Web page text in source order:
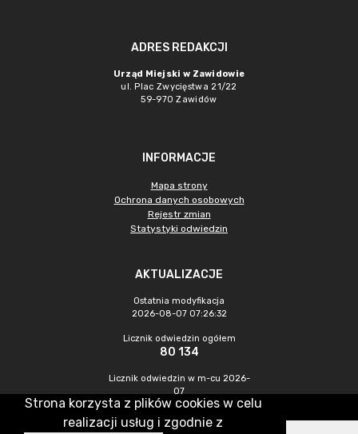
ADRES REDAKCJI
Urząd Miejski w Zawidowie
ul. Plac Zwycięstwa 21/22
59-970 Zawidów
INFORMACJE
Mapa strony
Ochrona danych osobowych
Rejestr zmian
Statystyki odwiedzin
AKTUALIZACJE
Ostatnia modyfikacja
2026-08-07 07:26:32
Licznik odwiedzin ogółem
80 134
Licznik odwiedzin w m-cu 2026-
07
252
Strona korzysta z plików cookies w celu
realizacji usług i zgodnie z